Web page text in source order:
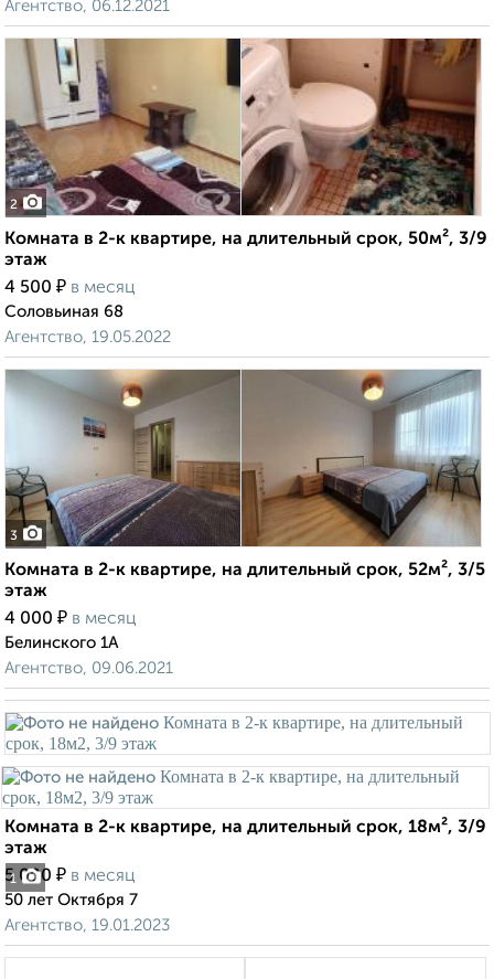
Агентство, 06.12.2021
2
Комната в 2-к квартире, на длительный срок, 50м², 3/9
этаж
4 500 ₽ в месяц
Соловьиная 68
Агентство, 19.05.2022
3
Комната в 2-к квартире, на длительный срок, 52м², 3/5
этаж
4 000 ₽ в месяц
Белинского 1А
Агентство, 09.06.2021
1
Комната в 2-к квартире, на длительный срок, 18м², 3/9
этаж
5 000 ₽ в месяц
50 лет Октября 7
Агентство, 19.01.2023